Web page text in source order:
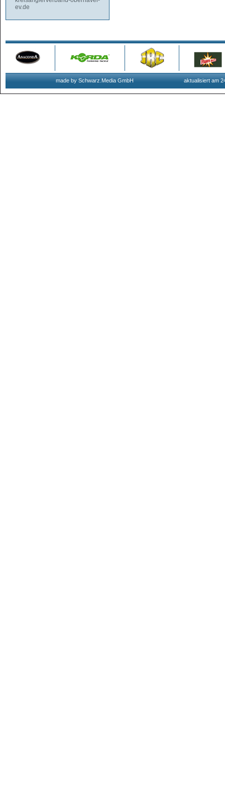
ev.de
made by Schwarz.Media GmbH aktualisiert am